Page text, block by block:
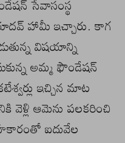
సేవాసంస్థ
యాదవ్ హామీ ఇచ్చారు. కాగ
విషయాన్ని
అమ్మ ఫౌండేషన్
ఇచ్చిన మాట
వెళ్లి ఆమెను పలకరించి
ఐదువేల